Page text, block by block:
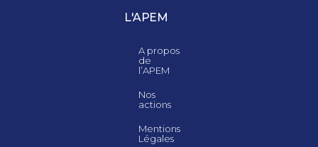
L'APEM
A propos
de
l’APEM
Nos
actions
Mentions
Légales